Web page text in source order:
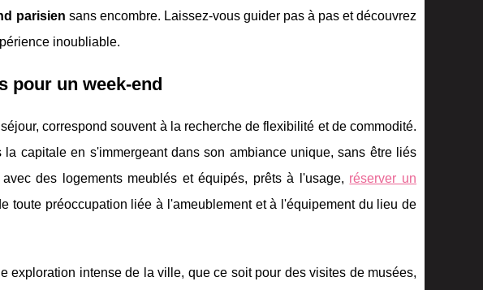
parisien sans encombre. Laissez-vous guider pas à pas et découvrez
inoubliable.
pour un week-end
correspond souvent à la recherche de flexibilité et de commodité.
capitale en s'immergeant dans son ambiance unique, sans être liés
des logements meublés et équipés, prêts à l'usage, réserver un
toute préoccupation liée à l'ameublement et à l'équipement du lieu de
exploration intense de la ville, que ce soit pour des visites de musées,